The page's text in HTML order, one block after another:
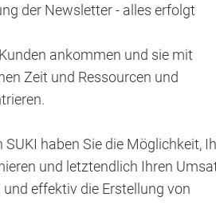
der Newsletter - alles erfolgt
ankommen und sie mit
Zeit und Ressourcen und
haben Sie die Möglichkeit,
und letztendlich Ihren
und effektiv die Erstellung von